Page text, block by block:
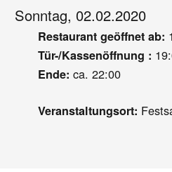
Sonntag, 02.02.2020
Restaurant geöffnet ab:
Tür-/Kassenöffnung :
Ende: ca. 22:00
Veranstaltungsort: